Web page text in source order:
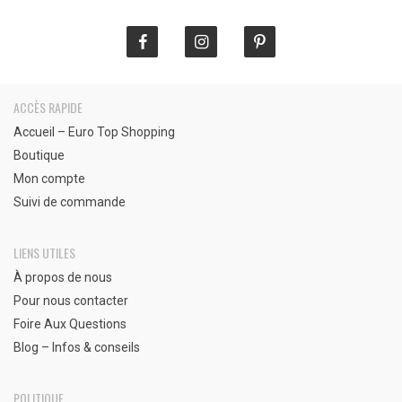
ACCÈS RAPIDE
Accueil – Euro Top Shopping
Boutique
Mon compte
Suivi de commande
LIENS UTILES
À propos de nous
Pour nous contacter
Foire Aux Questions
Blog – Infos & conseils
POLITIQUE